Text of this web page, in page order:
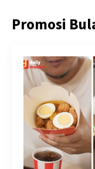
Promosi